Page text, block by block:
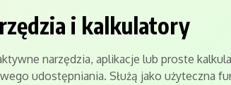
i kalkulatory
narzędzia, aplikacje lub proste
udostępniania. Służą jako użyteczna